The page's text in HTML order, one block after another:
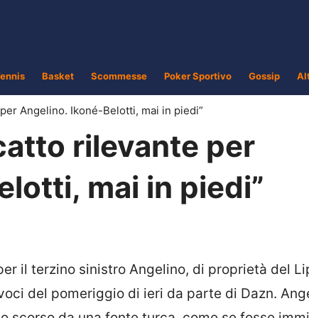
Basket Scommesse Poker Sportivo Gossip
Angelino. Ikoné-Belotti, mai in piedi”
rilevante per
mai in piedi”
il terzino sinistro Angelino, di proprietà del
del pomeriggio di ieri da parte di Dazn.